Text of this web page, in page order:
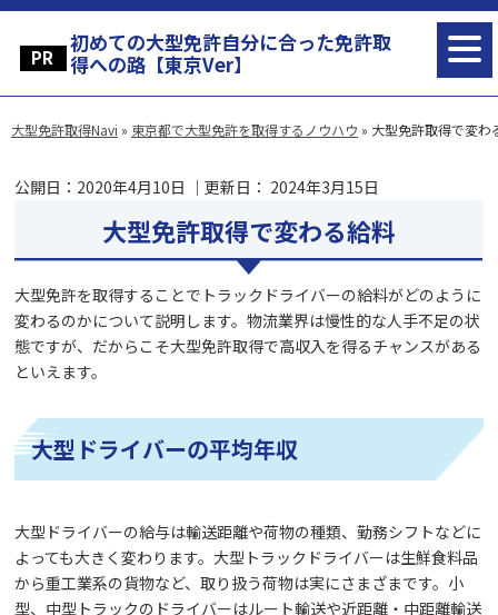
初めての大型免許自分に合った免許取
得への路【東京Ver】
大型免許取得Navi » 東京都で大型免許を取得するノウハウ » 大型免許取得で変わ
公開日： 2020年4月10日 ｜更新日： 2024年3月15日
大型免許取得で変わる給料
大型免許を取得することでトラックドライバーの給料がどのように
変わるのかについて説明します。物流業界は慢性的な人手不足の状
態ですが、だからこそ大型免許取得で高収入を得るチャンスがある
といえます。
大型ドライバーの平均年収
大型ドライバーの給与は輸送距離や荷物の種類、勤務シフトなどに
よっても大きく変わります。大型トラックドライバーは生鮮食料品
から重工業系の貨物など、取り扱う荷物は実にさまざまです。小
型、中型トラックのドライバーはルート輸送や近距離・中距離輸送